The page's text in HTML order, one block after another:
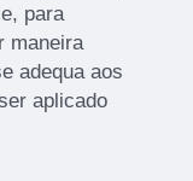
para
maneira
adequa aos
aplicado